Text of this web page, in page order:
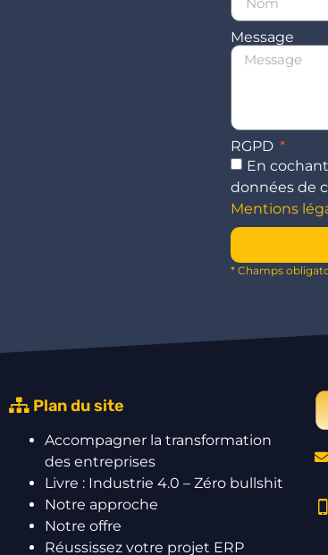
Message
RGPD
En
données de
Mentions
* Champs
Plan du site
Accompagner la transformation
des entreprises
Livre : Industrie 4.0 – Zéro bullshit
Notre approche
Notre offre
Réussissez votre projet ERP